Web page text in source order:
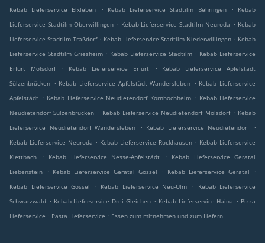
Kebab Lieferservice Elxleben
. Kebab Lieferservice Stadtilm Behringen .
Kebab
Lieferservice Stadtilm Oberwillingen . Kebab Lieferservice Stadtilm Neuroda . Kebab
Lieferservice Stadtilm Traßdorf . Kebab Lieferservice Stadtilm Niederwillingen . Kebab
Lieferservice Stadtilm Griesheim . Kebab Lieferservice Stadtilm . Kebab Lieferservice
Erfurt Molsdorf
. Kebab Lieferservice Erfurt .
Kebab Lieferservice Apfelstädt
Sülzenbrücken . Kebab Lieferservice Apfelstädt Wandersleben . Kebab Lieferservice
Apfelstädt . Kebab Lieferservice Neudietendorf Kornhochheim . Kebab Lieferservice
Neudietendorf Sülzenbrücken . Kebab Lieferservice Neudietendorf Molsdorf . Kebab
Lieferservice Neudietendorf Wandersleben
. Kebab Lieferservice Neudietendorf
.
Kebab Lieferservice Neuroda . Kebab Lieferservice Rockhausen . Kebab Lieferservice
Klettbach
. Kebab Lieferservice Nesse-Apfelstädt .
Kebab Lieferservice Geratal
Liebenstein
. Kebab Lieferservice Geratal Gossel . Kebab Lieferservice Geratal
.
Kebab Lieferservice Gossel
. Kebab Lieferservice Neu-Ulm .
Kebab Lieferservice
Schwarzwald . Kebab Lieferservice Drei Gleichen . Kebab Lieferservice Haina . Pizza
Lieferservice . Pasta Lieferservice . Essen zum mitnehmen und zum Liefern